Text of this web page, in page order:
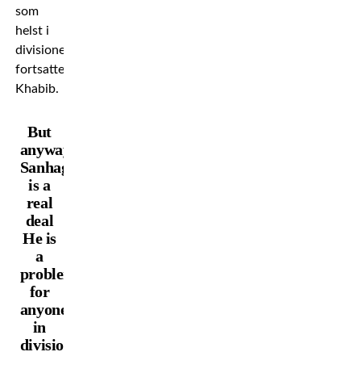
som
helst i
divisionen,
fortsatte
Khabib.
But
anyway
Sanhagen
is a
real
deal
He is
a
problem
for
anyone
in
division